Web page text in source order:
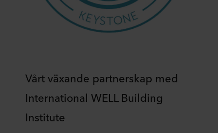
Vårt växande partnerskap med
International WELL Building
Institute